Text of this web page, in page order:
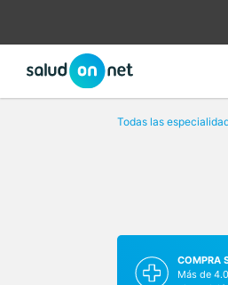
Todas las
COMPRA
Más de